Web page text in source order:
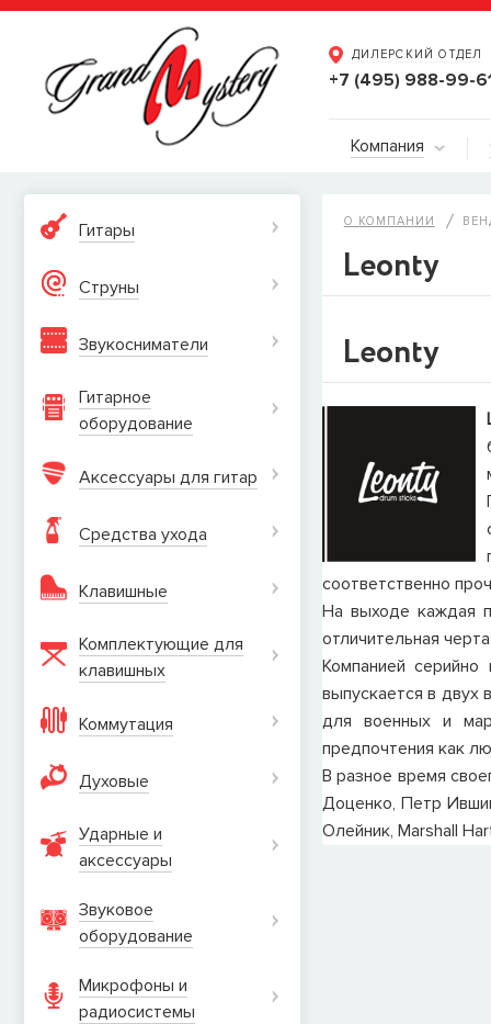
ДИЛЕРСКИЙ ОТДЕЛ
+7 (495) 988-99-
Компания
Гитары
Струны
Звукосниматели
Гитарное
оборудование
Аксессуары для гитар
Средства ухода
Клавишные
Комплектующие для
клавишных
Коммутация
Духовые
Ударные и
аксеcсуары
Звуковое
оборудование
Микрофоны и
радиосистемы
О КОМПАНИИ
Leonty
Leonty
соответственно
На выходе каждая
отличительная
Компанией
выпускается в двух
для военных и
предпочтения как
В разное время
Доценко, Петр
Олейник, Marshall